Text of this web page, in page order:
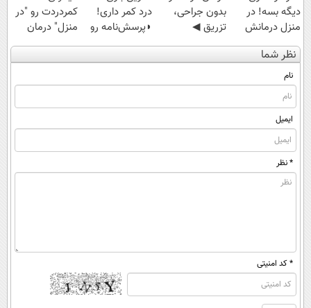
دیگه بسه! در
منزل درمانش
کن
(◀پرسش‌نامه)
بدون جراحی،
تزریق ◀
پرسش‌نامه رو پر
کن ▶
درد کمر داری!
◗پرسش‌نامه رو
پر کن◖
کمردردت رو "در
منزل" درمان
کنی؟ (◂فیلم +
◂پرسش‌نامه)
نظر شما
نام
ایمیل
* نظر
* کد امنیتی